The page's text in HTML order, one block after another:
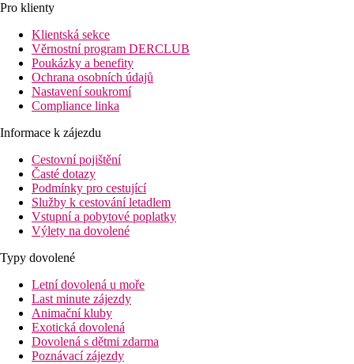
Pro klienty
Klientská sekce
Věrnostní program DERCLUB
Poukázky a benefity
Ochrana osobních údajů
Nastavení soukromí
Compliance linka
Informace k zájezdu
Cestovní pojištění
Časté dotazy
Podmínky pro cestující
Služby k cestování letadlem
Vstupní a pobytové poplatky
Výlety na dovolené
Typy dovolené
Letní dovolená u moře
Last minute zájezdy
Animační kluby
Exotická dovolená
Dovolená s dětmi zdarma
Poznávací zájezdy